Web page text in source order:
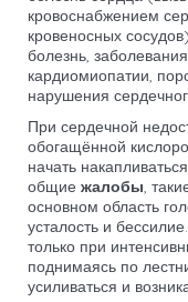
кровоснабжением
кровеносных
болезнь,
кардиомиопатии,
нарушения
При сердечной
обогащённой
начать
общие жалобы,
основном область
усталость и
только при
поднимаясь по
усиливаться и